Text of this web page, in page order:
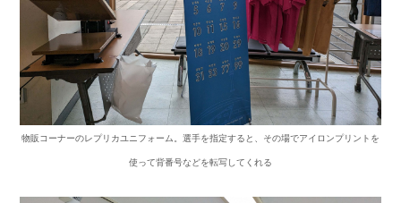
物販コーナーのレプリカユニフォーム。選手を指定すると、その場でアイロンプリントを
使って背番号などを転写してくれる